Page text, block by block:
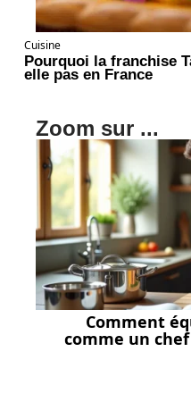
Cuisine
Pourquoi la franchise
elle pas en France
Zoom sur ...
Comment
comme un